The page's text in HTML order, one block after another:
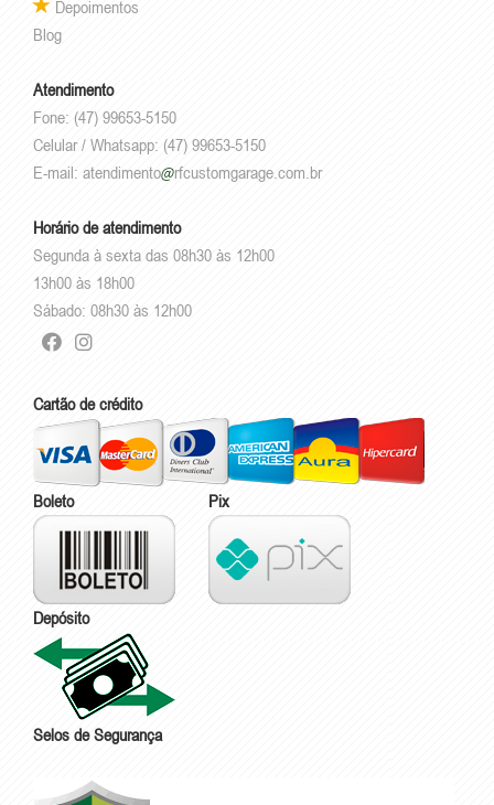
Depoimentos
Blog
Atendimento
Fone: (47) 99653-5150
Celular / Whatsapp: (47) 99653-5150
E-mail: atendimento rfcustomgarage.com.br
Horário de atendimento
Segunda à sexta das 08h30 às 12h00
13h00 às 18h00
Sábado: 08h30 às 12h00
Cartão de crédito
Boleto Pix
Depósito
Selos de Segurança